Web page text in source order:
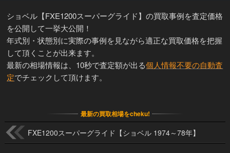
ショベル【FXE1200スーパーグライド】の買取事例を査定価格
を公開して一挙大公開！
年式別・状態別に実際の事例を見ながら適正な買取価格を把握
して頂くことが出来ます。
最新の相場情報は、10秒で査定額が出る個人情報不要の自動査
定でチェックして頂けます。
最新の買取相場をcheku!
FXE1200スーパーグライド【ショベル 1974～78年】